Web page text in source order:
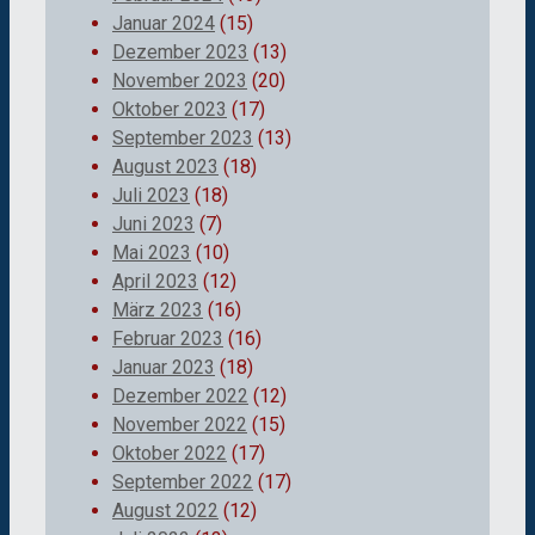
Januar 2024 (15)
Dezember 2023 (13)
November 2023 (20)
Oktober 2023 (17)
September 2023 (13)
August 2023 (18)
Juli 2023 (18)
Juni 2023 (7)
Mai 2023 (10)
April 2023 (12)
März 2023 (16)
Februar 2023 (16)
Januar 2023 (18)
Dezember 2022 (12)
November 2022 (15)
Oktober 2022 (17)
September 2022 (17)
August 2022 (12)